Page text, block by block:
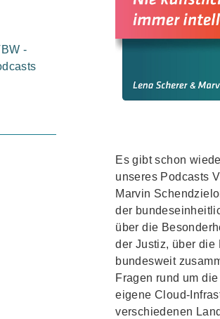
-
Es gibt schon
unseres Podcasts
Marvin
der
über die
der Justiz, über die
bundesweit
Fragen rund um
eigene Cloud-
verschiedenen